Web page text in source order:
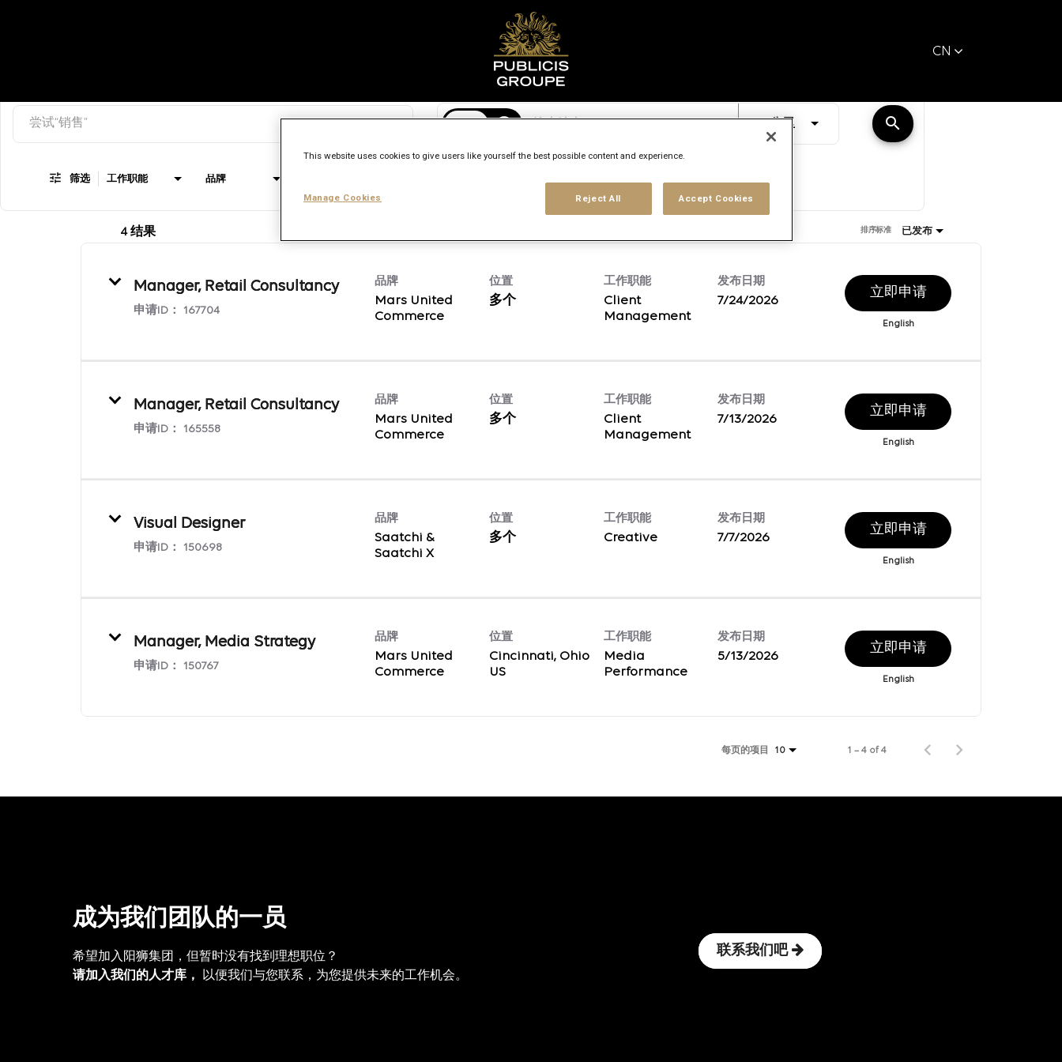
CN
Job Search Page
access_time 10 公里 JOBS.DISTANCEUNITS_SCREENREADER_TEXT
search
筛选 工作职能 品牌
4 结果 已发布
排序标准
Manager, Retail Consultancy
申请ID： 167704
品牌
Mars United
Commerce
位置
多个
工作职能
Client
Management
发布日期
7/24/2026
立即申请
English
Manager, Retail Consultancy
申请ID： 165558
品牌
Mars United
Commerce
位置
多个
工作职能
Client
Management
发布日期
7/13/2026
立即申请
English
Visual Designer
申请ID： 150698
品牌
Saatchi &
Saatchi X
位置
多个
工作职能
Creative
发布日期
7/7/2026
立即申请
English
Manager, Media Strategy
申请ID： 150767
品牌
Mars United
Commerce
位置
Cincinnati, Ohio
工作职能
Media
Performance
发布日期
5/13/2026
立即申请
English
每页的项目 10 1 – 4 of 4
成为我们团队的一员
希望加入阳狮集团，但暂时没有找到理想职位？
请加入我们的人才库，
以便我们与您联系，为您提供未来的工作机会。
联系我们吧
This website uses cookies to give users like yourself the best possible content and experience.
Reject All Accept Cookies
Manage Cookies